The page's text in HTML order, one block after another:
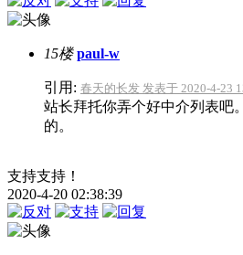
15楼 paul-w
引用: 春天的长发 发表于 2020-4-23
站长拜托你弄个好中介列表吧
的。
支持支持！
2020-4-20 02:38:39